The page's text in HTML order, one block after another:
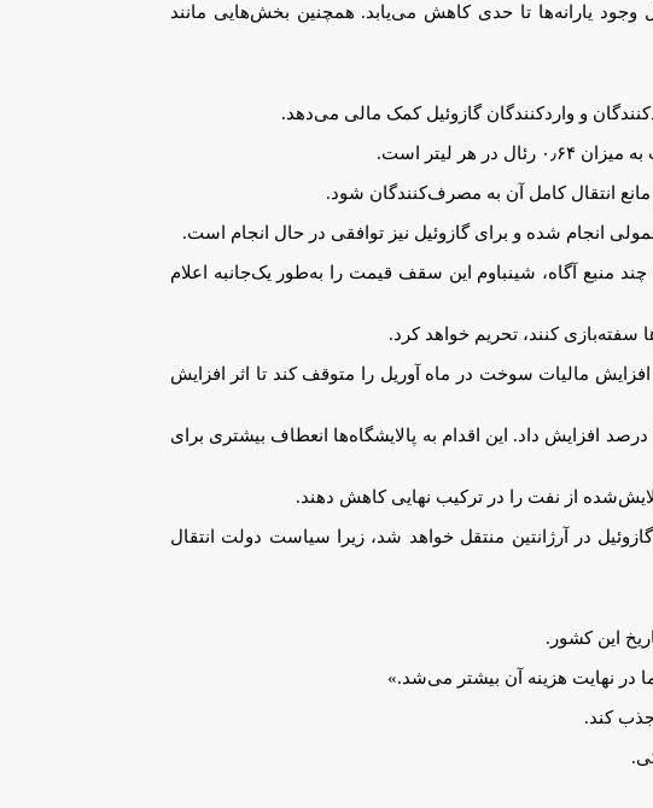
یارانه‌ها تا حدی کاهش می‌یابد. همچنین بخش‌هایی مانند
و واردکنندگان گازوئیل کمک مالی می‌دهد.
انتقال کامل آن به مصرف‌کنندگان شود.
انجام شده و برای گازوئیل نیز توافقی در حال انجام است.
منبع آگاه، شینباوم این سقف قیمت را به‌طور یک‌جانبه اعلام
کنند، تحریم خواهد کرد.
و دولت این کشور تصمیم گرفت افزایش مالیات سوخت در ماه آوریل را متوقف کند تا اثر افزایش
همچنین وزارت اقتصاد آرژانتین، استاندارد فنی کیفیت بنزین را اصلاح کرد و حداکثر میزان اکسیژن مجاز در ترکیب سوخت را به ۵٫۶ درصد افزایش داد. این اقدام به پالایشگاه‌ها انعطاف بیشتری برای
از نفت را در ترکیب نهایی کاهش دهند.
در آرژانتین منتقل خواهد شد، زیرا سیاست دولت انتقال
در نهایت هزینه آن بیشتر می‌شد.»